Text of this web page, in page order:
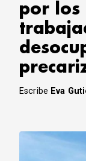
por los
Escribe Eva